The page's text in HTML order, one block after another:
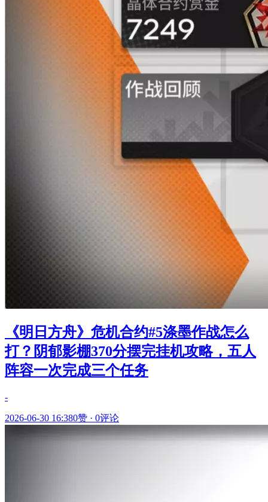
《明日方舟》危机合约#5涤墨作战怎么
打？阴郁影棚370分摆完挂机攻略，五人
阵容一次完成三个任务
-
2026-06-30 16:380赞 · 0评论